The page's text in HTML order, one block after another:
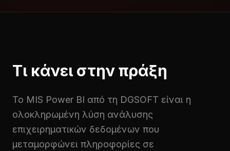
Τι κάνει στην πράξη
Το MIS Power BI από τη DGSOFT είναι η
ολοκληρωμένη λύση ανάλυσης
επιχειρηματικών δεδομένων που
μεταμορφώνει πληροφορίες σε